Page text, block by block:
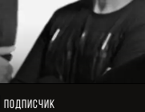
Подписчик